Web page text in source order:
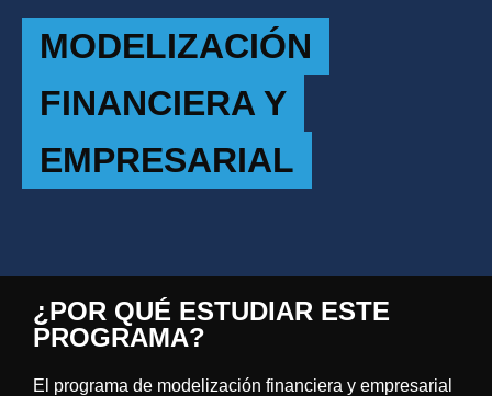
MODELIZACIÓN
FINANCIERA Y
EMPRESARIAL
¿POR QUÉ ESTUDIAR ESTE
PROGRAMA?
El programa de modelización financiera y empresarial